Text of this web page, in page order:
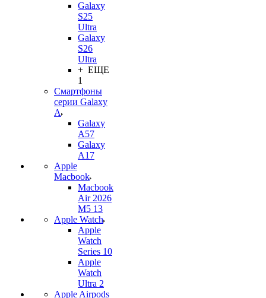
Galaxy
S25
Ultra
Galaxy
S26
Ultra
+ ЕЩЕ
1
Смартфоны
серии Galaxy
A
Galaxy
A57
Galaxy
A17
Apple
Macbook
Macbook
Air 2026
M5 13
Apple Watch
Apple
Watch
Series 10
Apple
Watch
Ultra 2
Apple Airpods